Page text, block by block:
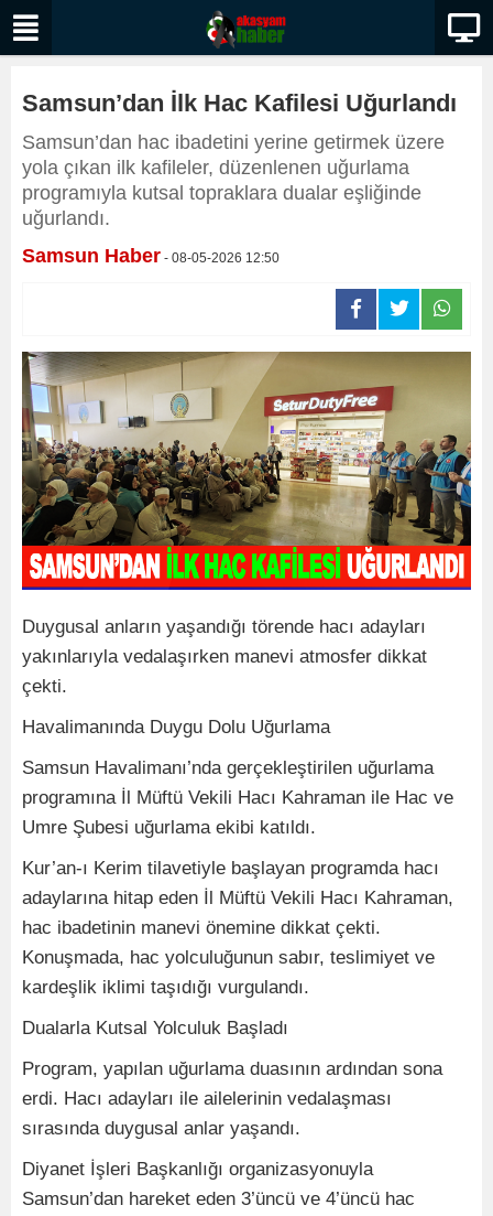
Samsun’dan İlk Hac Kafilesi Uğurlandı
Samsun’dan hac ibadetini yerine getirmek üzere
yola çıkan ilk kafileler, düzenlenen uğurlama
programıyla kutsal topraklara dualar eşliğinde
uğurlandı.
Samsun Haber - 08-05-2026 12:50
Duygusal anların yaşandığı törende hacı adayları
yakınlarıyla vedalaşırken manevi atmosfer dikkat
çekti.
Havalimanında Duygu Dolu Uğurlama
Samsun Havalimanı’nda gerçekleştirilen uğurlama
programına İl Müftü Vekili Hacı Kahraman ile Hac ve
Umre Şubesi uğurlama ekibi katıldı.
Kur’an-ı Kerim tilavetiyle başlayan programda hacı
adaylarına hitap eden İl Müftü Vekili Hacı Kahraman,
hac ibadetinin manevi önemine dikkat çekti.
Konuşmada, hac yolculuğunun sabır, teslimiyet ve
kardeşlik iklimi taşıdığı vurgulandı.
Dualarla Kutsal Yolculuk Başladı
Program, yapılan uğurlama duasının ardından sona
erdi. Hacı adayları ile ailelerinin vedalaşması
sırasında duygusal anlar yaşandı.
Diyanet İşleri Başkanlığı organizasyonuyla
Samsun’dan hareket eden 3’üncü ve 4’üncü hac